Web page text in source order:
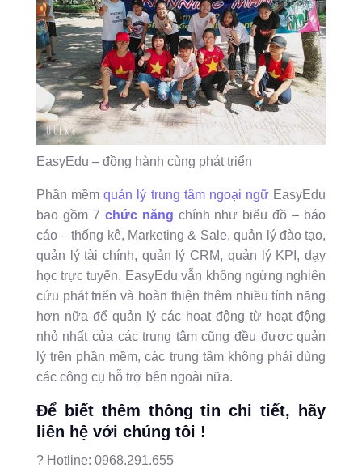
EasyEdu – đồng hành cùng phát triển
Phần mềmquản lý trung tâm ngoại ngữ EasyEdu
bao gồm 7 chức năng chính như biểu đồ – báo
cáo – thống kê, Marketing & Sale, quản lý đào tạo,
quản lý tài chính, quản lý CRM, quản lý KPI, dạy
học trực tuyến. EasyEdu vẫn không ngừng nghiên
cứu phát triển và hoàn thiện thêm nhiều tính năng
hơn nữa để quản lý các hoạt động từ hoạt động
nhỏ nhất của các trung tâm cũng đều được quản
lý trên phần mềm, các trung tâm không phải dùng
các công cụ hỗ trợ bên ngoài nữa.
Để biết thêm thông tin chi tiết, hãy
liên hệ với chúng tôi !
? Hotline: 0968.291.655